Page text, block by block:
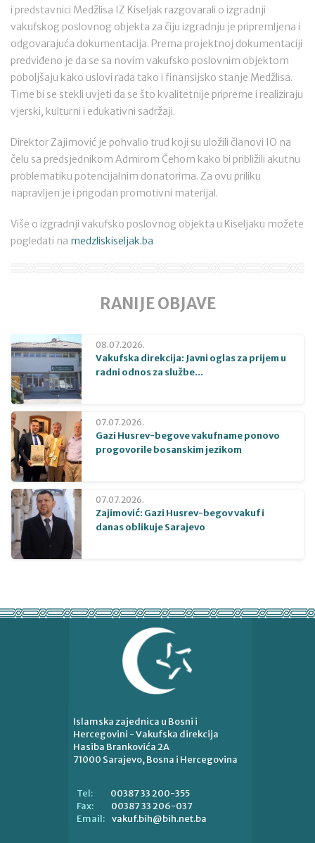
i predstavnici Medžlisa IZ Kiseljak razgovarali o izgradnji
vakufskog poslovnog objekta za čiju izgradnju je pripremljena i
odgovarajuća dokumentacija. Prema projektnoj dokumentaciji
predviđeno je da se sa novim vakufsko poslovnim objektom
poboljšaju kako uslovi rada tako i finansijsko stanje Medžlisa.
Time bi se stekli uvjeti da se što kvalitetnije pripreme i realiziraju
vjerski, kulturni i edukativni sadržaji.
Direktor Zajimović je pohvalio trud koji su uložili članovi IO na
čelu sa predsjednikom Admirom Čehom kako bi približili akutnu
problematiku potencijalnim donatorima. Za ovu priliku
napravljen je i prigodan promotivni materijal.
Više o izgradnji vakufsko poslovnog objekta u Kiseljaku možete
pogledati na medzliskiseljak.ba
RANIJE OBJAVE
08.07.2026.
Vakufska direkcija: Javni oglas za prijem u
radni odnos za službe...
07.07.2026.
Gazi Husrev-begove vakufname ponovo
progovorile bosanskim jezikom
07.07.2026.
Zajimović: Gazi Husrev-begov vakuf i
danas oblikuje Sarajevo
Islamska zajednica u Bosni i
Hercegovini - Vakufska direkcija
Hasiba Brankovića 2A
71000 Sarajevo, Bosna i Hercegovina
Tel:
00387 33 200-355
Fax:
00387 33 206-037
Email: vakuf.bih@bih.net.ba